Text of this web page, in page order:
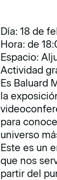
Día: 18 de
Hora: de
Espacio:
Actividad
Es Baluard
la
para
universo
Este es un
que nos
partir del